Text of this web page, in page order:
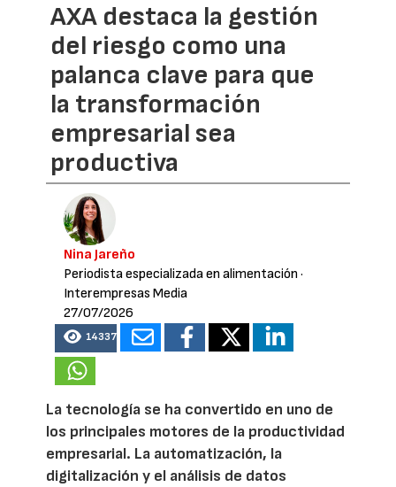
AXA destaca la gestión
del riesgo como una
palanca clave para que
la transformación
empresarial sea
productiva
Nina Jareño
Periodista especializada en alimentación ·
Interempresas Media
27/07/2026
14337
La tecnología se ha convertido en uno de
los principales motores de la productividad
empresarial. La automatización, la
digitalización y el análisis de datos